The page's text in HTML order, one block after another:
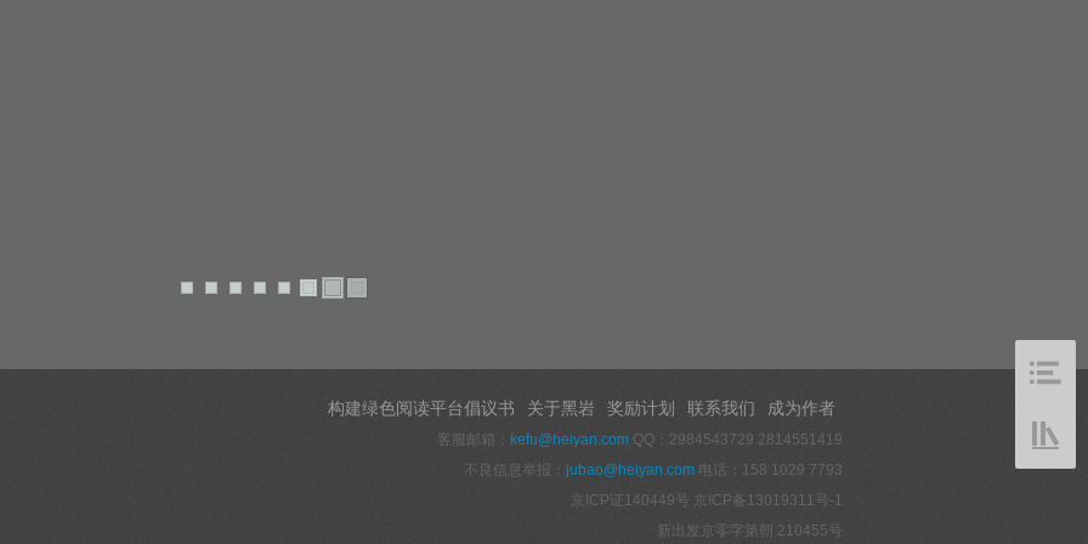
构建绿色阅读平台倡议书 关于黑岩 奖励计划 联系我们 成为作者
客服邮箱： kefu@heiyan.com QQ：2984543729 2814551419
不良信息举报： jubao@heiyan.com 电话：158 1029 7793
京ICP证140449号 京ICP备13019311号-1
新出发京零字第朝 210455号